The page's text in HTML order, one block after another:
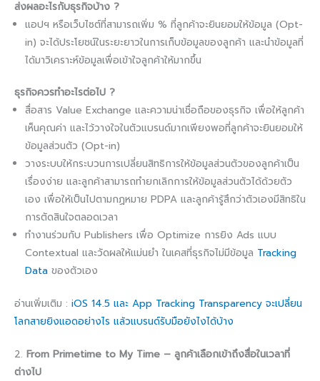
ส่งผลอะไรกับธุรกิจบ้าง ?​
แอปฯ หรือเว็บไซต์ที่สามารถเพิ่ม % ที่ลูกค้าจะยินยอมให้ข้อมูล (Opt-
in) จะได้ประโยชน์ในระยะยาวในการเก็บข้อมูลของลูกค้า และนำข้อมูลที่
ได้มาวิเคราะห์ข้อมูลเพื่อเข้าใจลูกค้าให้มากขึ้น
ธุรกิจควรทำอะไรต่อไป ?
สื่อสาร Value Exchange และความน่าเชื่อถือของธุรกิจ เพื่อให้ลูกค้า
เห็นคุณค่า และไว้วางใจในตัวแบรนด์มากเพียงพอที่ลูกค้าจะยินยอมให้
ข้อมูลส่วนตัว (Opt-in)
วางระบบให้กระบวนการเปลี่ยนสิทธิการให้ข้อมูลส่วนตัวของลูกค้าเป็น
เรื่องง่าย และลูกค้าสามารถทำยกเลิกการให้ข้อมูลส่วนตัวได้ด้วยตัว
เอง เพื่อให้เป็นไปตามกฏหมาย PDPA และลูกค้ารู้สึกว่าตัวเองมีสิทธิใน
การตัดสินใจตลอดเวลา
ทำงานร่วมกับ Publishers เพื่อ Optimize การยิง Ads แบบ
Contextual และวัดผลให้แม่นยำ ในเคสที่ธุรกิจไม่มีข้อมูล Tracking
Data ของตัวเอง
อ่านเพิ่มเติม : iOS 14.5 และ App Tracking Transparency จะเปลี่ยน
โลกสายยิงแอดอย่างไร แล้วแบรนด์รับมือยังไงได้บ้าง
2. From Primetime to My Time – ลูกค้าเลือกเข้าถึงสื่อในเวลาที่
ต่างไป